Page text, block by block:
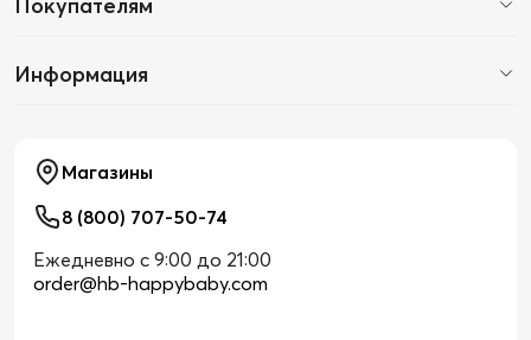
Покупателям
Информация
Магазины
8 (800) 707-50-74
Ежедневно с 9:00 до 21:00
order@hb-happybaby.com